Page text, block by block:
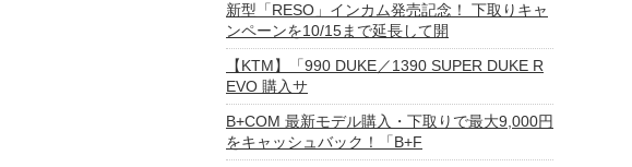
新型「RESO」インカム発売記念！ 下取りキャ
ンペーンを10/15まで延長して開
【KTM】「990 DUKE／1390 SUPER DUKE R
EVO 購入サ
B+COM 最新モデル購入・下取りで最大9,000円
をキャッシュバック！「B+F